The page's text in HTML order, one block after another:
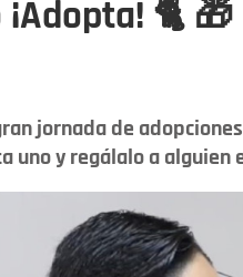
🐈 🎁
jornada de
uno y regálalo a alguien